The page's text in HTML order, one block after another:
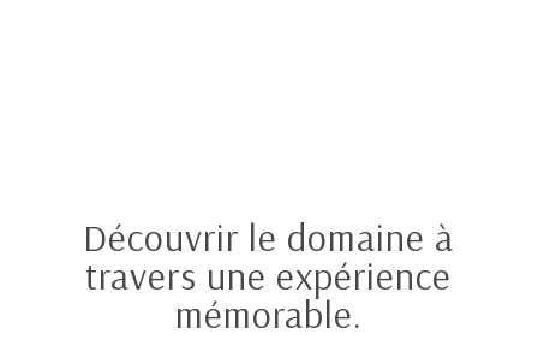
Découvrir le domaine à
travers une expérience
mémorable.